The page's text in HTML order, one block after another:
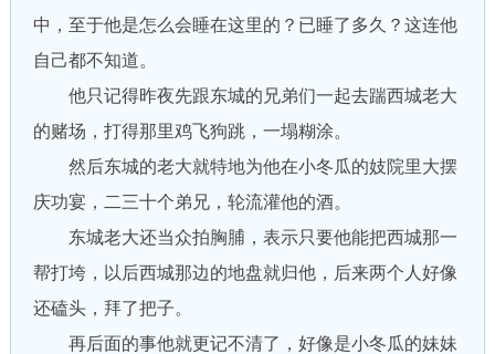
中，至于他是怎么会睡在这里的？已睡了多久？这连他
自己都不知道。
他只记得昨夜先跟东城的兄弟们一起去踹西城老大
的赌场，打得那里鸡飞狗跳，一塌糊涂。
然后东城的老大就特地为他在小冬瓜的妓院里大摆
庆功宴，二三十个弟兄，轮流灌他的酒。
东城老大还当众拍胸脯，表示只要他能把西城那一
帮打垮，以后西城那边的地盘就归他，后来两个人好像
还磕头，拜了把子。
再后面的事他就更记不清了，好像是小冬瓜的妹妹